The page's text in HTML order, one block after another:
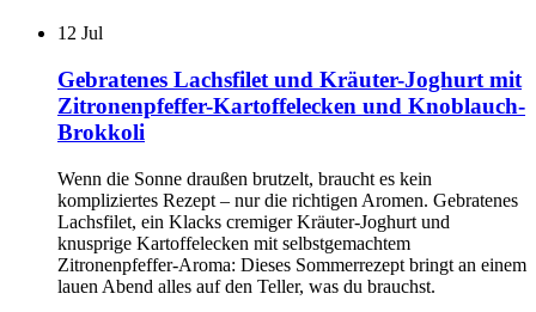
12 Jul
Gebratenes Lachsfilet und Kräuter-Joghurt mit
Zitronenpfeffer-Kartoffelecken und Knoblauch-
Brokkoli
Wenn die Sonne draußen brutzelt, braucht es kein
kompliziertes Rezept – nur die richtigen Aromen. Gebratenes
Lachsfilet, ein Klacks cremiger Kräuter-Joghurt und
knusprige Kartoffelecken mit selbstgemachtem
Zitronenpfeffer-Aroma: Dieses Sommerrezept bringt an einem
lauen Abend alles auf den Teller, was du brauchst.